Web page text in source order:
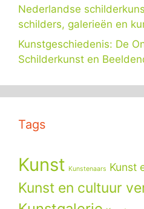
Nederlandse
schilders, galerieën en
Kunstgeschiedenis: De
Schilderkunst en
Tags
Kunst Kunstenaars Kunst
Kunst en cultuur